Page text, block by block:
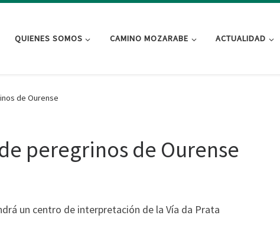
QUIENES SOMOS CAMINO MOZARABE ACTUALIDAD
de Ourense
peregrinos de Ourense
un centro de interpretación de la Vía da Prata